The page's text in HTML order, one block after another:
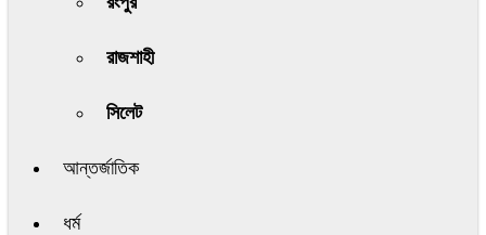
রাজশাহী
সিলেট
আন্তর্জাতিক
ধর্ম